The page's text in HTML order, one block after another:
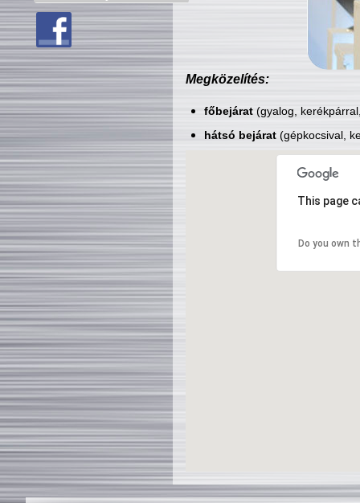
Megközelítés:
főbejárat(gyalog,
hátsó bejárat(gépkocsival,
This page
Do you own